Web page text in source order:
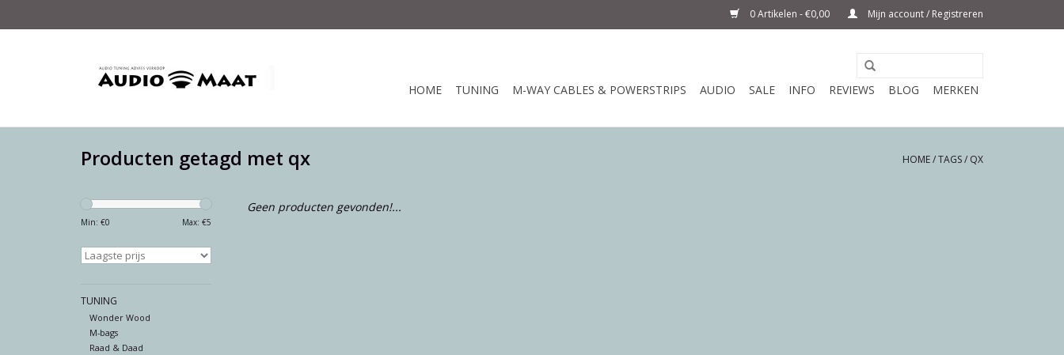
0 Artikelen - €0,00 Mijn account / Registreren
HOME TUNING M-WAY CABLES & POWERSTRIPS AUDIO SALE INFO REVIEWS BLOG MERKEN
Producten getagd met qx HOME/TAGS/ QX
Min: €0 Max: €5
TUNING
Wonder Wood
M-bags
Raad & Daad
Geen producten gevonden!...